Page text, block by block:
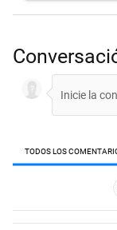
TODOS LOS
Todos los